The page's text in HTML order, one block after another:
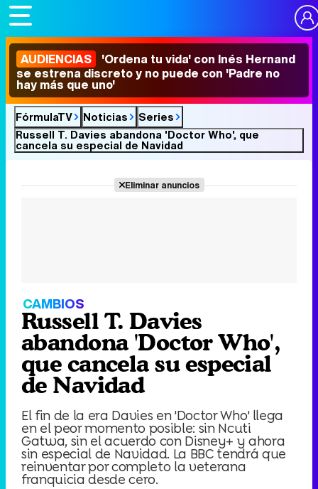
AUDIENCIAS 'Ordena tu vida' con Inés Hernand
se estrena discreto y no puede con 'Padre no
hay más que uno'
FórmulaTV Noticias
Series
Russell T. Davies abandona 'Doctor Who', que
cancela su especial de Navidad
Eliminar anuncios
CAMBIOS
Russell T. Davies
abandona 'Doctor Who',
que cancela su especial
de Navidad
El fin de la era Davies en 'Doctor Who' llega
en el peor momento posible: sin Ncuti
Gatwa, sin el acuerdo con Disney+ y ahora
sin especial de Navidad. La BBC tendrá que
reinventar por completo la veterana
franquicia desde cero.